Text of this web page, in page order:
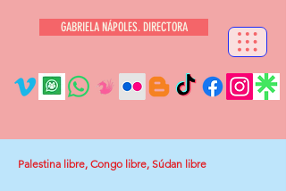
GABRIELA NÁPOLES. DIRECTORA
Palestina libre, Congo libre, Súdan libre